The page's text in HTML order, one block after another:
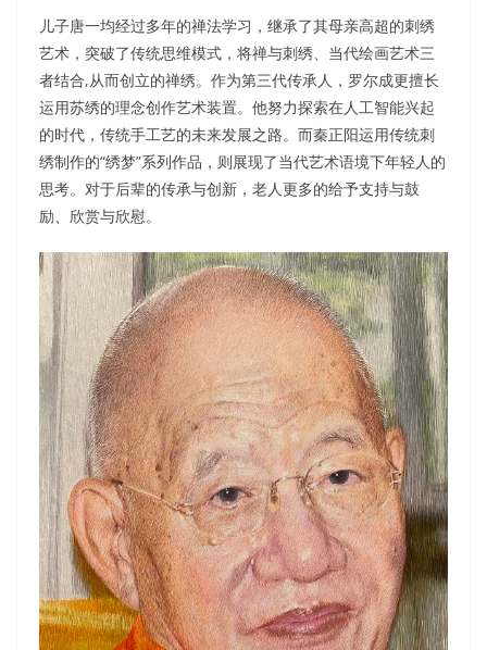
儿子唐一均经过多年的禅法学习，继承了其母亲高超的刺绣
艺术，突破了传统思维模式，将禅与刺绣、当代绘画艺术三
者结合,从而创立的禅绣。作为第三代传承人，罗尔成更擅长
运用苏绣的理念创作艺术装置。他努力探索在人工智能兴起
的时代，传统手工艺的未来发展之路。而秦正阳运用传统刺
绣制作的“绣梦”系列作品，则展现了当代艺术语境下年轻人的
思考。对于后辈的传承与创新，老人更多的给予支持与鼓
励、欣赏与欣慰。